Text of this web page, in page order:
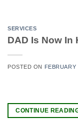
SERVICES
DAD Is Now In
POSTED ON
CONTINUE